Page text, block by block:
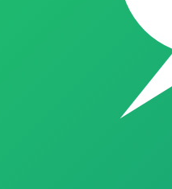
iGreen! ⚡ Aqui você terá
forma de consumir energia.
grupos de